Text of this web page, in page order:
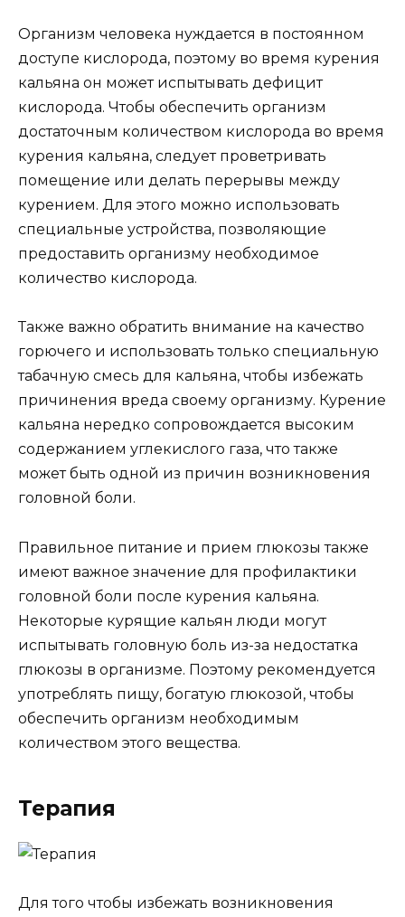
Организм человека нуждается в постоянном
доступе кислорода, поэтому во время курения
кальяна он может испытывать дефицит
кислорода. Чтобы обеспечить организм
достаточным количеством кислорода во время
курения кальяна, следует проветривать
помещение или делать перерывы между
курением. Для этого можно использовать
специальные устройства, позволяющие
предоставить организму необходимое
количество кислорода.
Также важно обратить внимание на качество
горючего и использовать только специальную
табачную смесь для кальяна, чтобы избежать
причинения вреда своему организму. Курение
кальяна нередко сопровождается высоким
содержанием углекислого газа, что также
может быть одной из причин возникновения
головной боли.
Правильное питание и прием глюкозы также
имеют важное значение для профилактики
головной боли после курения кальяна.
Некоторые курящие кальян люди могут
испытывать головную боль из-за недостатка
глюкозы в организме. Поэтому рекомендуется
употреблять пищу, богатую глюкозой, чтобы
обеспечить организм необходимым
количеством этого вещества.
Терапия
Для того чтобы избежать возникновения